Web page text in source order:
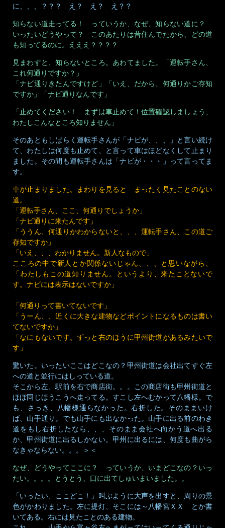
に、、、？？？ え？ え？ え？？
知らない道走ってる！ っていうか、なぜ、知らない道に？
いったいどうやって？ このあたりは昔住んでたから、どの道
も知ってるのに。えええ？？？？
見まわすと、知らないところ。あわてました。「運転手さん、
これ何通りですか？」
「ナビ通りきたんですけど」「いえ、だから、何通りかご存知
ですか」「ナビ通りなんです」
「止めてください！ まずは車止めて！位置確認しましょう、
わたしこんなところ知りません」
そのあともしばらく運転手さんが「ナビが、、、」と言い続け
て、わたしは何度も止めて、と言って車はほどなくして止まり
ました。その間も運転手さんは「ナビが・・・」って言ってま
す。
車が止まりました。まわりを見ると まったく見たことのない
道。
「運転手さん、ここ、何通りでしょうか」
「ナビ通りに来たんです」
「ううん、何通りかわからないと、、、運転手さん、この道ご
存知ですか」
「いえ、、、わかりません。新人なもので」
こころの中で新人とか関係ないじゃん、、、と思いながら、
「わたしもこの道知りません。というより、来たことないで
す。ナビには表示はないですか」
「何通りって書いてないです」
「うーん、、近くに大きな建物などポイントになるものは書い
てないですか」
「なにもないです。ずっと右のほうに甲州街道があるみたいで
す」
驚いた。いったいここはどこなの？甲州街道は会社出てすぐ左
への道と並行にはしっている道。
そこから左、駅前を右で商店街。。。この商店街も甲州街道と
ほぼ同じほうこうへ走ってる。すこし左へむかって八幡様。で
も、さっき、八幡様通らなかった。右折した。そのままいけ
ば、山手通り。でも山手にも出なかった。山手に出る前のわき
道をもし右折したなら、、、そのまま会社へ向かう道へ出る
か、甲州街道に出るしかない。甲州に出るには、何度も曲がら
なきゃならない。。。＞＜
なぜ、どうやってここに？ っていうか、いまどこなの？いっ
たい。。。。とうとう、口に出てしゅいまいました。。
「いったい、ここどこ！」叫ぶように大声を出すと、周りの景
色がかわりました。左に提灯、そこには～八幡宮ＸＸ とか書
いてある。右には見たことのある建物。